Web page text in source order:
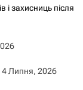
і захисниць після
Липня, 2026